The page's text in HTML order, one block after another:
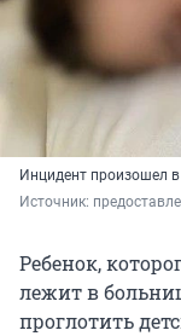
Инцидент произошел
Источник:
Ребенок,
лежит в
проглотить